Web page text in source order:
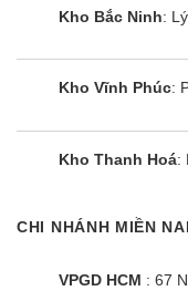
Kho Bắc Ninh:
Kho Vĩnh Phúc:
Kho Thanh Hoá:
CHI NHÁNH MIỀN
VPGD HCM : 67